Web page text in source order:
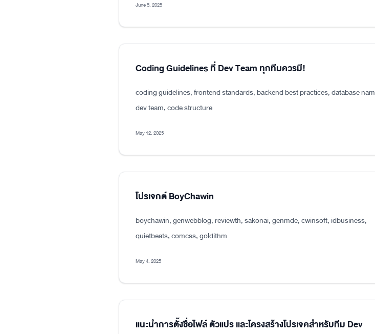
June 5, 2025
Coding Guidelines ที่ Dev Team ทุกทีมควรมี!
coding guidelines, frontend standards, backend best practices, database
dev team, code structure
May 12, 2025
โปรเจกต์ BoyChawin
boychawin, genwebblog, reviewth, sakonai, genmde, cwinsoft, idbusiness,
quietbeats, comcss, goldithm
May 4, 2025
แนะนำการตั้งชื่อไฟล์ ตัวแปร และโครงสร้างโปรเจคสำหรับทีม Dev